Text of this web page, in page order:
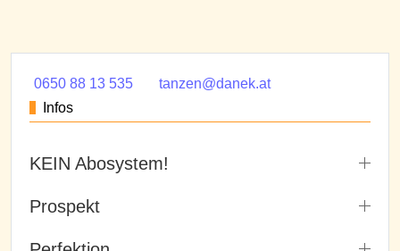
0650 88 13 535
tanzen@danek.at
Infos
KEIN Abosystem!
Prospekt